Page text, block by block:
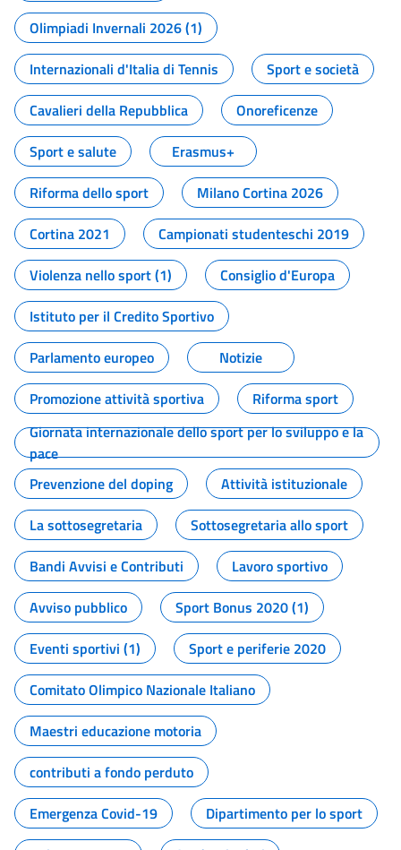
Olimpiadi Invernali 2026 (1)
Internazionali d'Italia di Tennis
Sport e società
Cavalieri della Repubblica
Onoreficenze
Sport e salute
Erasmus+
Riforma dello sport
Milano Cortina 2026
Cortina 2021
Campionati studenteschi 2019
Violenza nello sport (1)
Consiglio d'Europa
Istituto per il Credito Sportivo
Parlamento europeo
Notizie
Promozione attività sportiva
Riforma sport
Giornata internazionale dello sport per lo sviluppo e la
pace
Prevenzione del doping
Attività istituzionale
La sottosegretaria
Sottosegretaria allo sport
Bandi Avvisi e Contributi
Lavoro sportivo
Avviso pubblico
Sport Bonus 2020 (1)
Eventi sportivi (1)
Sport e periferie 2020
Comitato Olimpico Nazionale Italiano
Maestri educazione motoria
contributi a fondo perduto
Emergenza Covid-19
Dipartimento per lo sport